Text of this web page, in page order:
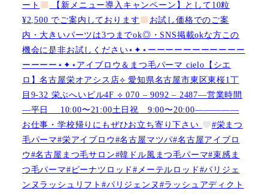
ート
【新メニュー導入キャンペーン】として10粒
¥2,500 でご案内しております
お試し価格でのご案
内・大きいパーツは3つまでok◎・SNS掲載okな方この
機会に是非お試しください⋆✦⋆ーーーーーーーーーーー
ーーーー⋆✦⋆アイブロウ＆まつ毛パーマ cielo【シエ
ロ】名古屋栄オアシス店︎︎⟡ 愛知県名古屋市東区東桜1丁
目9-32 栄ぶへいビル4F ︎︎⟡ 070 – 9092 – 2487—営業時間
—平日 10:00〜21:00土日祝 9:00〜20:00—————
お仕事・学校帰りにもぜひお立ち寄り下さい
#栄まつ
毛パーマ#栄アイブロウ#名古屋マツパ#名古屋アイブロ
ウ#名古屋まつ毛サロン#韓ドル風まつ毛パーマ#束感ま
つ毛パーマ#ピーナツロッド#メーテルロッド#パリジェ
ンヌラッシュリフト#パリジェンヌ#ラッシュアディクト